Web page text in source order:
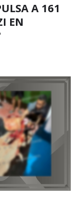
A 161
EN